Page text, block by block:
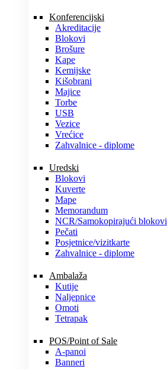
Konferencijski
Akreditacije
Blokovi
Brošure
Kape
Kemijske
Kišobrani
Majice
Torbe
USB
Vezice
Vrećice
Zahvalnice - diplome
Uredski
Blokovi
Kuverte
Mape
Memorandum
NCR/Samokopirajući blokovi
Pečati
Posjetnice/vizitkarte
Zahvalnice - diplome
Ambalaža
Kutije
Naljepnice
Omoti
Tetrapak
POS/Point of Sale
A-panoi
Banneri